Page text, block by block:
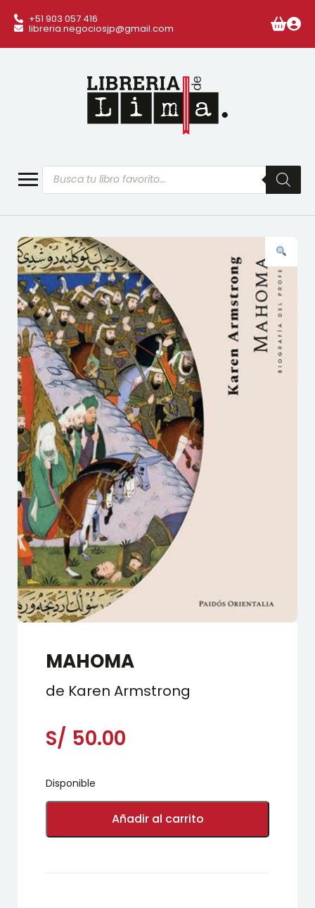
+51 903 057 416
libreria.negociosjp@gmail.com
Búsqueda
de
productos
MAHOMA
de Karen Armstrong
S/ 50.00
Disponible
MAHOMA
Añadir al carrito